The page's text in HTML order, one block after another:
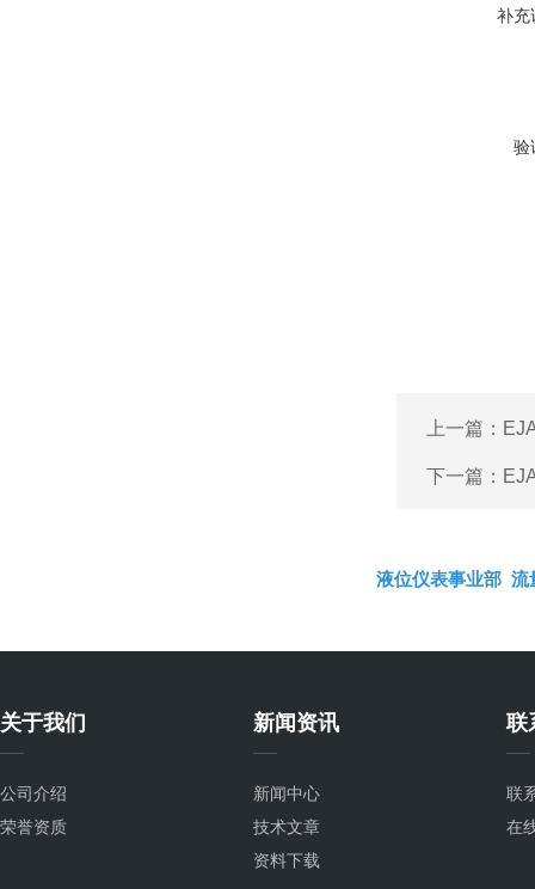
补充
验
上一篇：
下一篇：
液位仪表事业部 流
关于我们
公司介绍
荣誉资质
新闻资讯
新闻中心
技术文章
资料下载
联
联
在